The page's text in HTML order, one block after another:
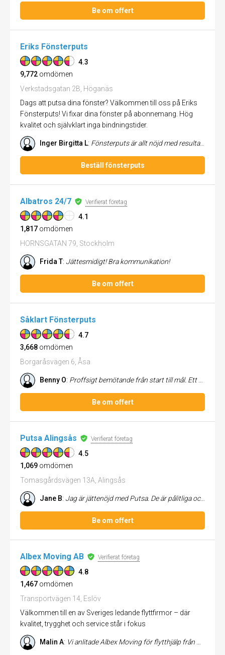
Be om offert
Eriks Fönsterputs
4.3
9,772 omdömen
Verkstadsgatan 2B, Höganäs
Dags att putsa dina fönster? Välkommen till oss på Eriks
Fönsterputs! Vi fixar dina fönster på abonnemang. Hög
kvalitet och självklart inga bindningstider.
Inger Birgitta L: Fönsterputs är allt nöjd med resultatet.
Beställ fönsterputs
Albatros 24/7 Verifierat företag
4.1
1,817 omdömen
HORNSGATAN 79, Stockholm
Frida T: Jättesmidigt! Bra kommunikation!
Be om offert
Såklart Fönsterputs
4.7
3,668 omdömen
Borgaråsvägen 6, Åsa
Benny O: Proffsigt bemötande från start till mål. Ett team som håller vad de lovar, Tack!
Be om offert
Putsa Alingsås Verifierat företag
4.5
1,069 omdömen
Tomasgårdsvägen 13A, Alingsås
Jane B: Jag är jättenöjd med Putsa. De är pålitliga och gör ett fint jobb
Be om offert
Albex Moving AB Verifierat företag
4.8
1,467 omdömen
Transportvägen 14, Eslöv
Välkommen till en av Sveriges ledande flyttfirmor – där
kvalitet, trygghet och service står i fokus
Malin A: Vi anlitade Albex Moving för flytthjälp från Halmstad till Göteborg. Vi är supernöjda. Mycket proffsiga män som var snab...